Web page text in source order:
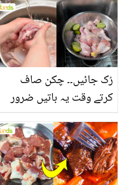
بنانے کے چند قدرتی طریقے
رُک جائیں۔۔ چکن صاف
کرتے وقت یہ باتیں ضرور